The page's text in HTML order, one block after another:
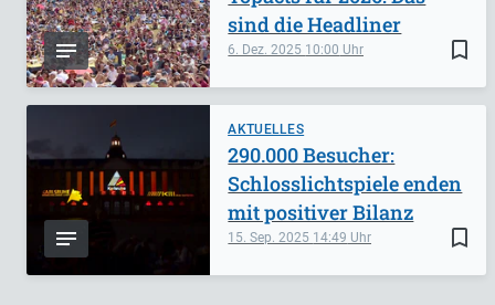
bookmark_border
6. Dez. 2025 10:00
sind die Headliner
AKTUELLES
bookmark_border
15. Sep. 2025 14:49
290.000 Besucher:
Schlosslichtspiele enden
mit positiver Bilanz